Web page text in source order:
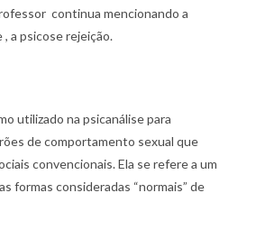
continua mencionando a
a psicose rejeição.
utilizado na psicanálise para
de comportamento sexual que
convencionais. Ela se refere a um
formas consideradas “normais” de